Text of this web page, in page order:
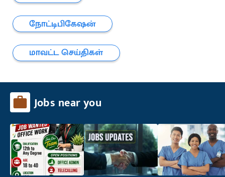
நோட்டிபிகேஷன்
மாவட்ட செய்திகள்
Jobs near you